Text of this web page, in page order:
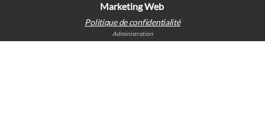
Marketing Web
Politique de confidentialité
Administration